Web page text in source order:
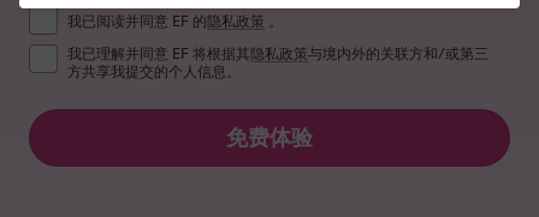
免费体验
我已阅读并同意 EF 的隐私政策 。
我已理解并同意 EF 将根据其隐私政策与境内外的关联方和/或第三
方共享我提交的个人信息。